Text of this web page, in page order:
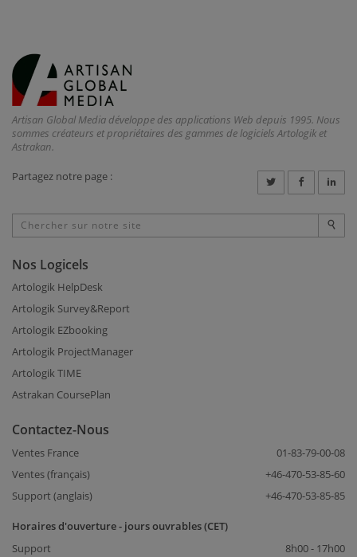
Artisan Global Media développe des applications Web depuis 1995. Nous
sommes créateurs et propriétaires des gammes de logiciels Artologik et
Astrakan.
Partagez notre page :
Nos Logicels
Artologik HelpDesk
Artologik Survey&Report
Artologik EZbooking
Artologik ProjectManager
Artologik TIME
Astrakan CoursePlan
Contactez-Nous
Ventes France
01-83-79-00-08
Ventes (français)
+46-470-53-85-60
Support (anglais)
+46-470-53-85-85
Horaires d'ouverture - jours ouvrables (CET)
Support
8h00 - 17h00